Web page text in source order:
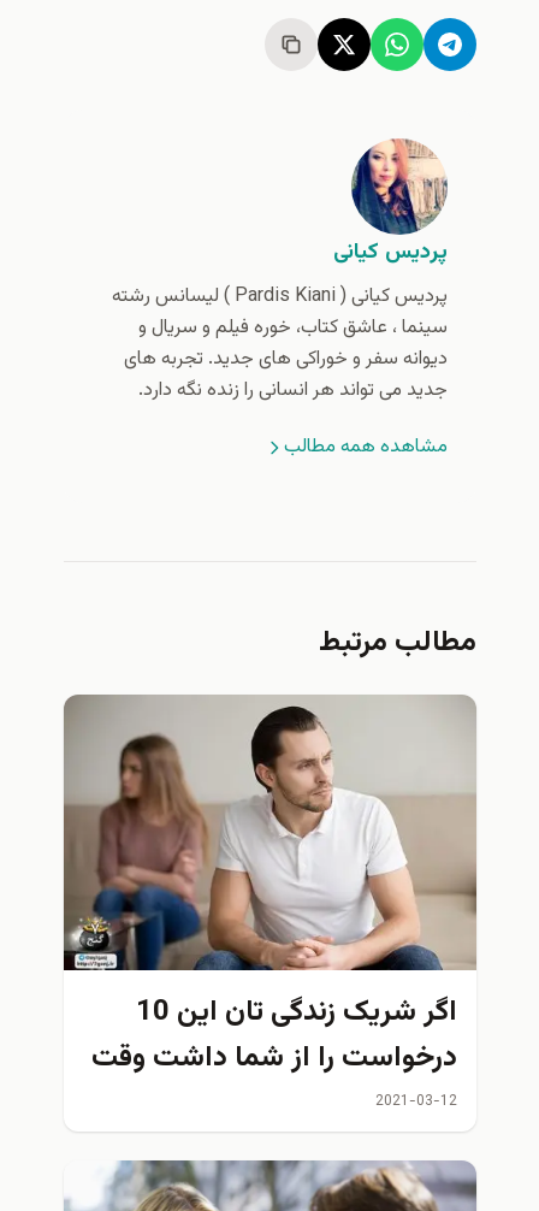
پردیس کیانی
پردیس کیانی (‌ Pardis Kiani ) لیسانس رشته
سینما ، عاشق کتاب، خوره فیلم و سریال و
دیوانه سفر و خوراکی های جدید. تجربه های
جدید می تواند هر انسانی را زنده نگه دارد.
مشاهده همه مطالب
مطالب مرتبط
اگر شریک زندگی تان این 10
درخواست را از شما داشت وقت
جدایی از او رسیده است
2021-03-12